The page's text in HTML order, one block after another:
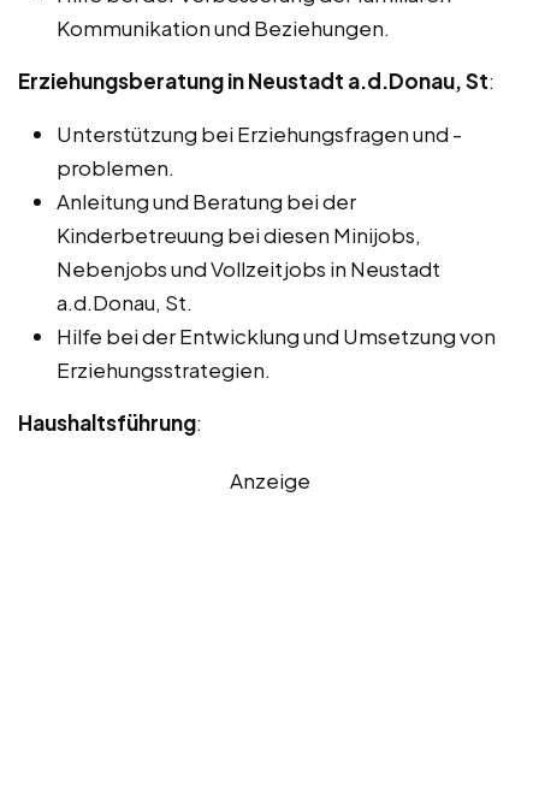
Kommunikation und Beziehungen.
Erziehungsberatung in Neustadt a.d.Donau, St:
Unterstützung bei Erziehungsfragen und -
problemen.
Anleitung und Beratung bei der
Kinderbetreuung bei diesen Minijobs,
Nebenjobs und Vollzeitjobs in Neustadt
a.d.Donau, St.
Hilfe bei der Entwicklung und Umsetzung von
Erziehungsstrategien.
Haushaltsführung:
Anzeige